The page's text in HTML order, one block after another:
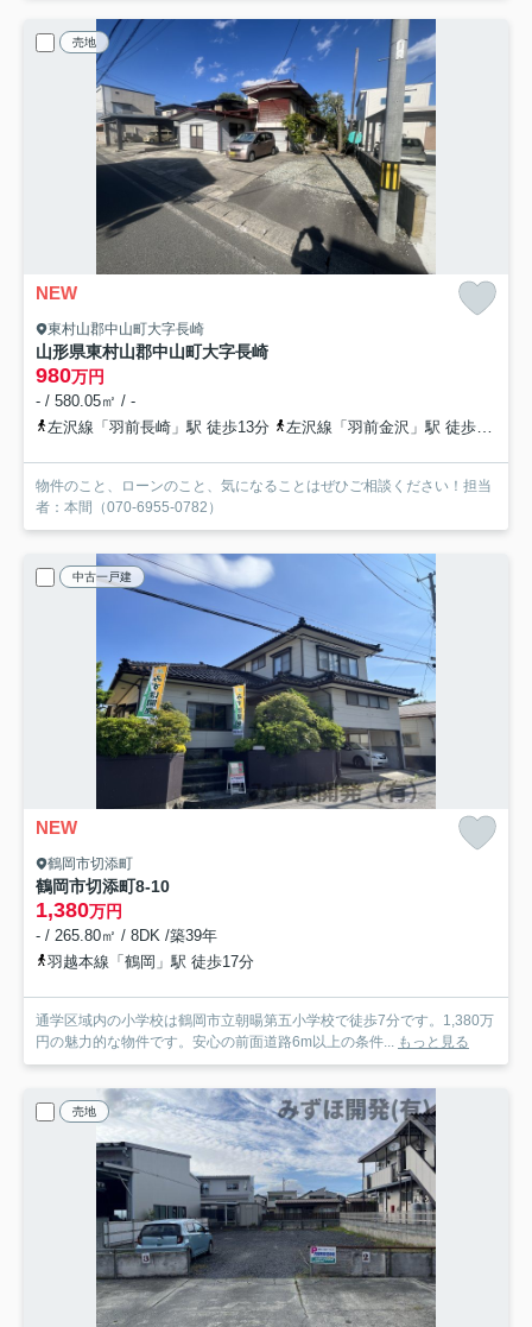
売地
NEW
東村山郡中山町大字長崎
山形県東村山郡中山町大字長崎
980万円
- / 580.05㎡ / -
左沢線「羽前長崎」駅 徒歩13分
左沢線「羽前金沢」駅 徒歩26分
物件のこと、ローンのこと、気になることはぜひご相談ください！担当
者：本間（070-6955-0782）
中古一戸建
NEW
鶴岡市切添町
鶴岡市切添町8-10
1,380万円
- / 265.80㎡ / 8DK /築39年
羽越本線「鶴岡」駅 徒歩17分
通学区域内の小学校は鶴岡市立朝暘第五小学校で徒歩7分です。1,380万
円の魅力的な物件です。安心の前面道路6m以上の条件... もっと見る
売地